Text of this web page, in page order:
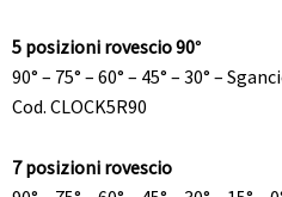
5 posizioni rovescio 90°
90° – 75° – 60° – 45° – 30° –
Cod. CLOCK5R90
7 posizioni rovescio